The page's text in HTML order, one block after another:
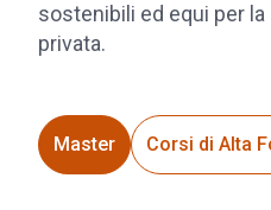
sostenibili ed equi per
privata.
Master Corsi di Alta